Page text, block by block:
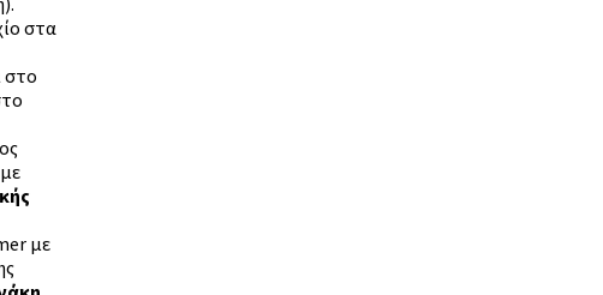
στα
στο
με